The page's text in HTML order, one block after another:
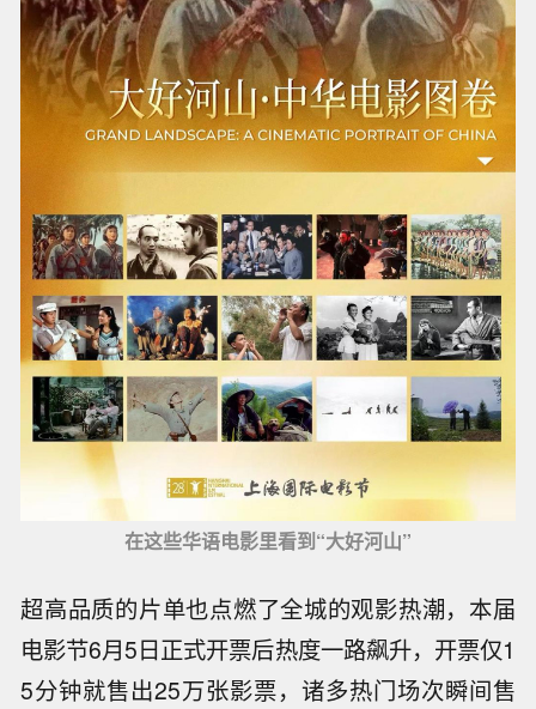
在这些华语电影里看到“大好河山”
超高品质的片单也点燃了全城的观影热潮，本届
电影节6月5日正式开票后热度一路飙升，开票仅1
5分钟就售出25万张影票，诸多热门场次瞬间售